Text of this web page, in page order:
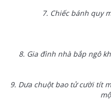
7. Chiếc bánh quy
8. Gia đình nhà bắp ngô
9. Dưa chuột bao tử cười tít